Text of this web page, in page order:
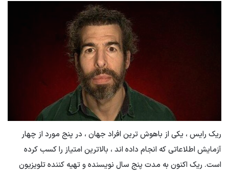
ریک رایس ، یکی از باهوش ترین افراد جهان ، در پنج مورد از چهار
آزمایش اطلاعاتی که انجام داده اند ، بالاترین امتیاز را کسب کرده
است. ریک اکنون به مدت پنج سال نویسنده و تهیه کننده تلویزیون